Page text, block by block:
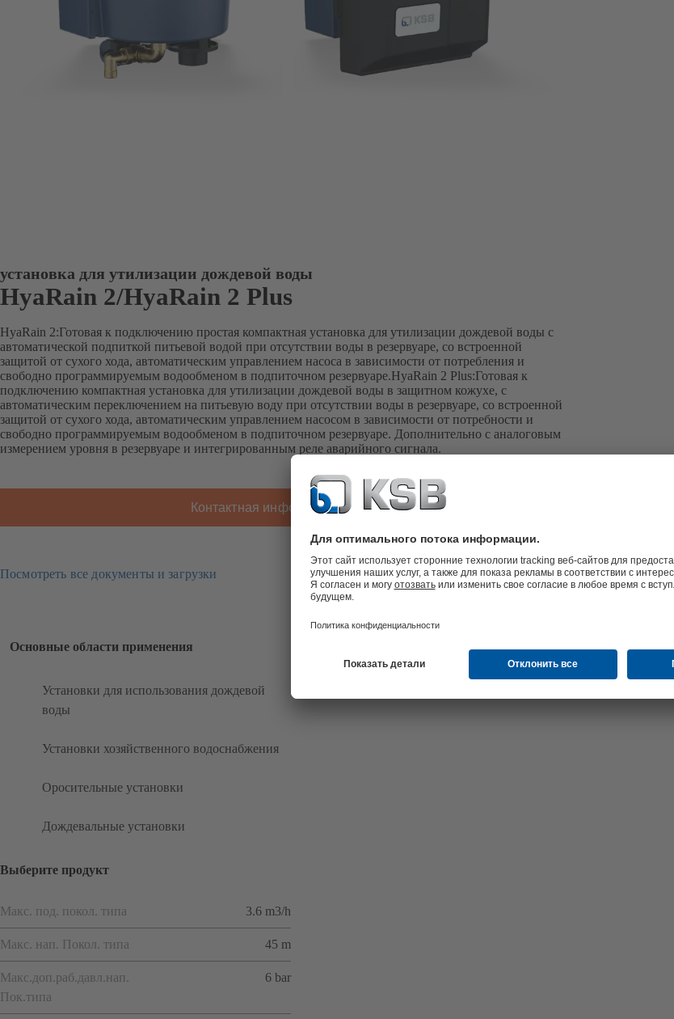
установка для утилизации дождевой воды
HyaRain 2/HyaRain 2 Plus
HyaRain 2:Готовая к подключению простая компактная установка для утилизации дождевой воды с
автоматической подпиткой питьевой водой при отсутствии воды в резервуаре, со встроенной
защитой от сухого хода, автоматическим управлением насоса в зависимости от потребления и
свободно программируемым водообменом в подпиточном резервуаре.HyaRain 2 Plus:Готовая к
подключению компактная установка для утилизации дождевой воды в защитном кожухе, с
автоматическим переключением на питьевую воду при отсутствии воды в резервуаре, со встроенной
защитой от сухого хода, автоматическим управлением насосом в зависимости от потребности и
свободно программируемым водообменом в подпиточном резервуаре. Дополнительно с аналоговым
измерением уровня в резервуаре и интегрированным реле аварийного сигнала.
Контактная информация KSB
Посмотреть все документы и загрузки
Основные области применения
Установки для использования дождевой
воды
Установки хозяйственного водоснабжения
Оросительные установки
Дождевальные установки
Выберите продукт
Макс. под. покол. типа 3.6 m3/h
Макс. нап. Покол. типа 45 m
Макс.доп.раб.давл.нап.
Пок.типа
6 bar